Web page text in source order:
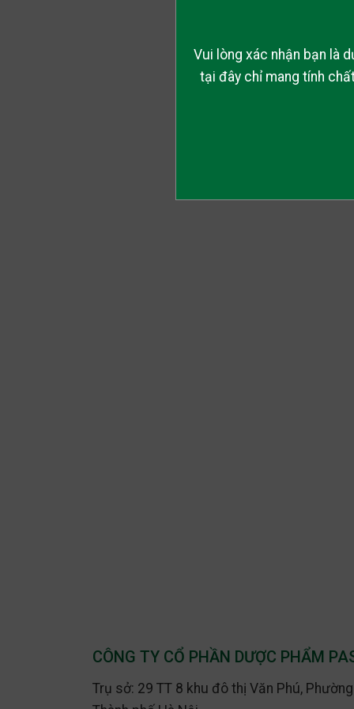
CÔNG TY CỔ PHẦN DƯỢC PHẨM
Trụ sở: 29 TT 8 khu đô thị Văn Phú,
Vui lòng xác nhận bạn là
tại đây chỉ mang tính